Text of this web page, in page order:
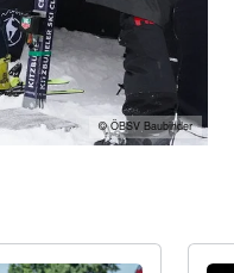
© ÖBSV Baubinder